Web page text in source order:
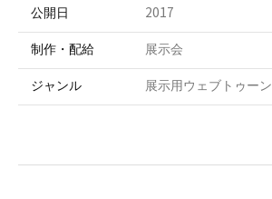
公開日 2017
制作・配給 展示会
ジャンル 展示用ウェブトゥーン